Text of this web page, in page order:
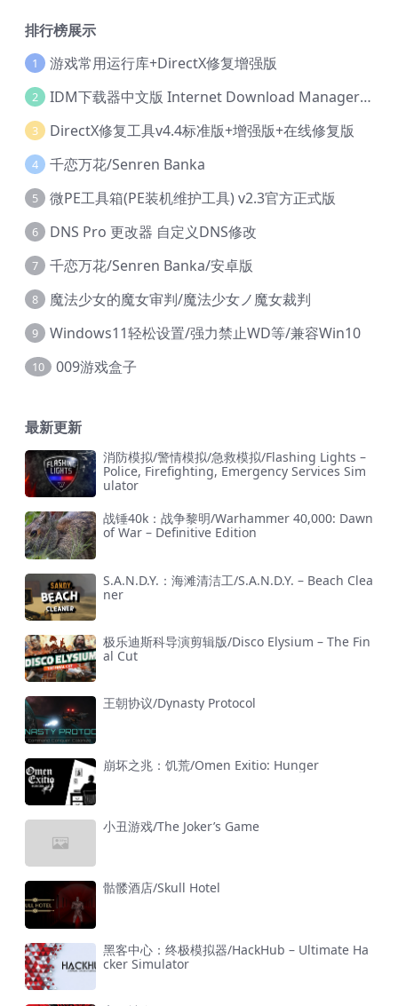
排行榜展示
1 游戏常用运行库+DirectX修复增强版
2 IDM下载器中文版 Internet Download Manager v6.42.36 IDM
3 DirectX修复工具v4.4标准版+增强版+在线修复版
4 千恋万花/Senren Banka
5 微PE工具箱(PE装机维护工具) v2.3官方正式版
6 DNS Pro 更改器 自定义DNS修改
7 千恋万花/Senren Banka/安卓版
8 魔法少女的魔女审判/魔法少女ノ魔女裁判
9 Windows11轻松设置/强力禁止WD等/兼容Win10
10 009游戏盒子
最新更新
消防模拟/警情模拟/急救模拟/Flashing Lights –
Police, Firefighting, Emergency Services Sim
ulator
战锤40k：战争黎明/Warhammer 40,000: Dawn
of War – Definitive Edition
S.A.N.D.Y.：海滩清洁工/S.A.N.D.Y. – Beach Clea
ner
极乐迪斯科导演剪辑版/Disco Elysium – The Fin
al Cut
王朝协议/Dynasty Protocol
崩坏之兆：饥荒/Omen Exitio: Hunger
小丑游戏/The Joker’s Game
骷髅酒店/Skull Hotel
黑客中心：终极模拟器/HackHub – Ultimate Ha
cker Simulator